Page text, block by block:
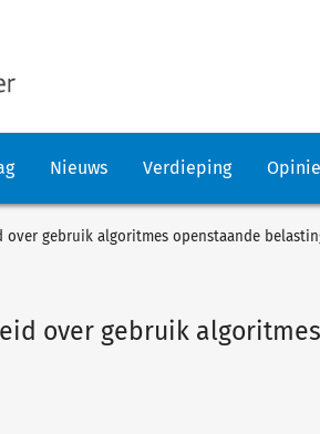
Nieuws Verdieping Opinie
over gebruik algoritmes openstaande
over gebruik